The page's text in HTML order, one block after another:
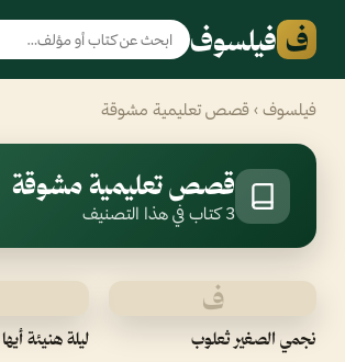
ف فيلسوف
فيلسوف › قصص تعليمية مشوقة
قصص تعليمية مشوقة
3 كتاب في هذا التصنيف
ف
نجمي الصغير ثعلوب ليلة هنيئة أيها